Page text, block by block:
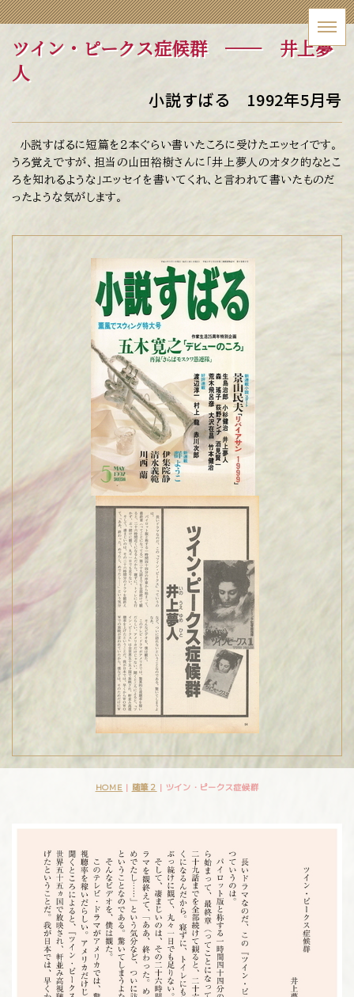
ツイン・ピークス症候群── 井上夢
人
小説すばる 1992年5月号
小説すばるに短篇を２本ぐらい書いたころに受けたエッセイです。
うろ覚えですが、担当の山田裕樹さんに「井上夢人のオタク的なとこ
ろを知れるような」エッセイを書いてくれ、と言われて書いたものだ
ったような気がします。
HOME | 随筆２ | ツイン・ピークス症候群